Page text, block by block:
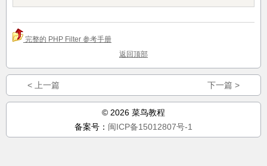
完整的 PHP Filter 参考手册
返回顶部
< 上一篇 下一篇 >
© 2026 菜鸟教程
备案号： 闽ICP备15012807号-1